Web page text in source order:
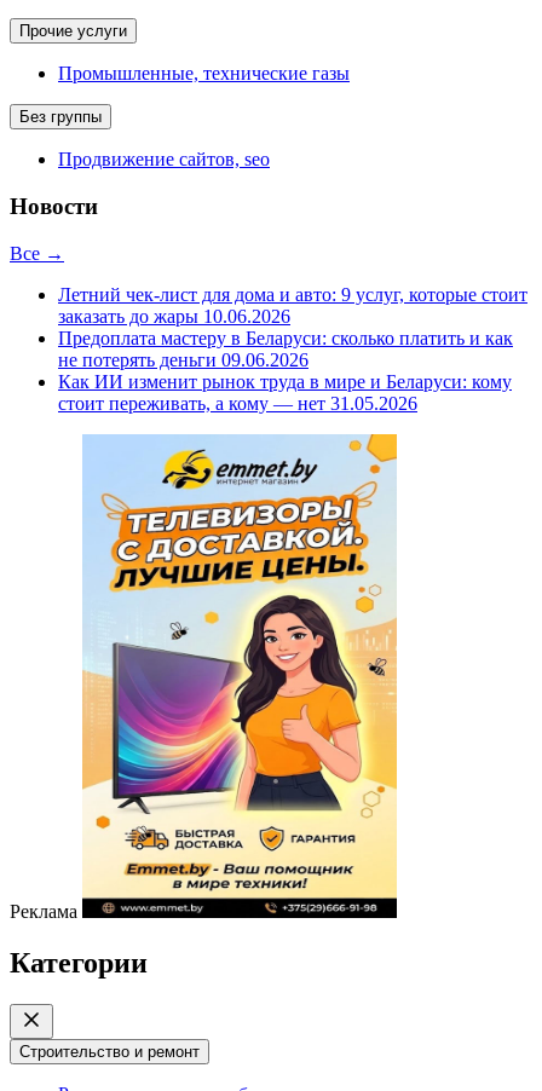
Прочие услуги
Промышленные, технические газы
Без группы
Продвижение сайтов, seo
Новости
Все →
Летний чек-лист для дома и авто: 9 услуг, которые стоит
заказать до жары 10.06.2026
Предоплата мастеру в Беларуси: сколько платить и как
не потерять деньги 09.06.2026
Как ИИ изменит рынок труда в мире и Беларуси: кому
стоит переживать, а кому — нет 31.05.2026
Реклама
Категории
Строительство и ремонт